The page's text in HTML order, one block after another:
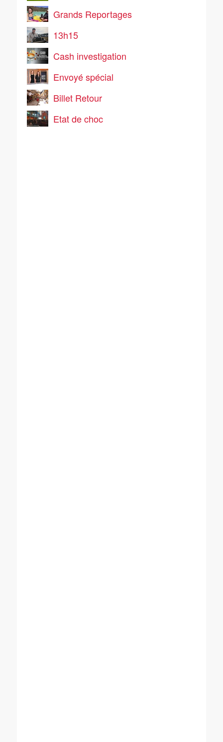
Grands Reportages
13h15
Cash investigation
Envoyé spécial
Billet Retour
Etat de choc